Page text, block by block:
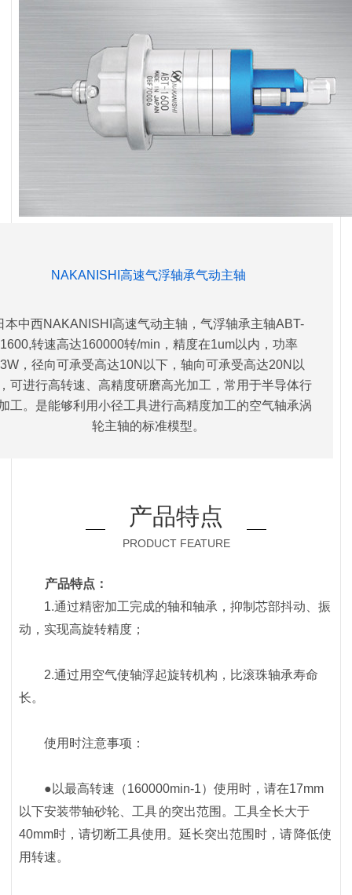
NAKANISHI高速气浮轴承气动主轴
本中西NAKANISHI高速气动主轴，气浮轴承主轴ABT-
1600,转速高达160000转/min，精度在1um以内，功率
，径向可承受高达10N以下，轴向可承受高达20N以
可进行高转速、高精度研磨高光加工，常用于半导体行
工。是能够利用小径工具进行高精度加工的空气轴承涡
轮主轴的标准模型。
产品特点
PRODUCT FEATURE
产品特点：
1.通过精密加工完成的轴和轴承，抑制芯部抖动、振
动，实现高旋转精度；
2.通过用空气使轴浮起旋转机构，比滚珠轴承寿命
长。
使用时注意事项：
●以最高转速（160000min-1）使用时，请在17mm
以下安装带轴砂轮、工具 的突出范围。工具全长大于
40mm时，请切断工具使用。延长突出范围时，请 降低使
用转速。